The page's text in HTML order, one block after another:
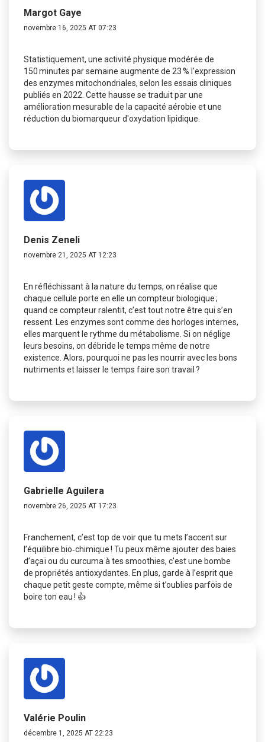
Margot Gaye
novembre 16, 2025 AT 07:23
Statistiquement, une activité physique modérée de
150 minutes par semaine augmente de 23 % l'expression
des enzymes mitochondriales, selon les essais cliniques
publiés en 2022. Cette hausse se traduit par une
amélioration mesurable de la capacité aérobie et une
réduction du biomarqueur d'oxydation lipidique.
Denis Zeneli
novembre 21, 2025 AT 12:23
En réfléchissant à la nature du temps, on réalise que
chaque cellule porte en elle un compteur biologique ;
quand ce compteur ralentit, c’est tout notre être qui s’en
ressent. Les enzymes sont comme des horloges internes,
elles marquent le rythme du métabolisme. Si on néglige
leurs besoins, on débride le temps même de notre
existence. Alors, pourquoi ne pas les nourrir avec les bons
nutriments et laisser le temps faire son travail ?
Gabrielle Aguilera
novembre 26, 2025 AT 17:23
Franchement, c’est top de voir que tu mets l’accent sur
l’équilibre bio‑chimique ! Tu peux même ajouter des baies
d’açaï ou du curcuma à tes smoothies, c’est une bombe
de propriétés antioxydantes. En plus, garde à l’esprit que
chaque petit geste compte, même si t’oublies parfois de
boire ton eau ! 👍
Valérie Poulin
décembre 1, 2025 AT 22:23